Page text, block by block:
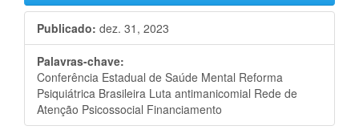
Publicado: dez. 31, 2023
Palavras-chave:
Conferência Estadual de Saúde Mental Reforma
Psiquiátrica Brasileira Luta antimanicomial Rede de
Atenção Psicossocial Financiamento